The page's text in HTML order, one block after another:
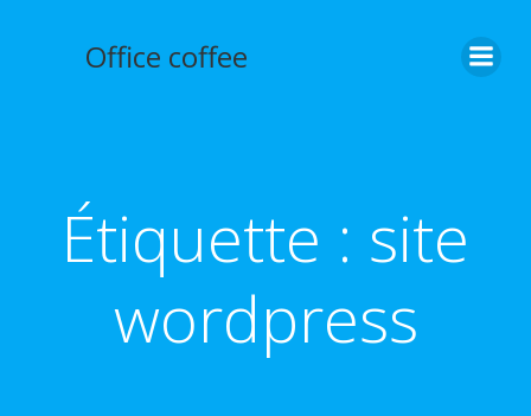
Office coffee
Étiquette : site
wordpress